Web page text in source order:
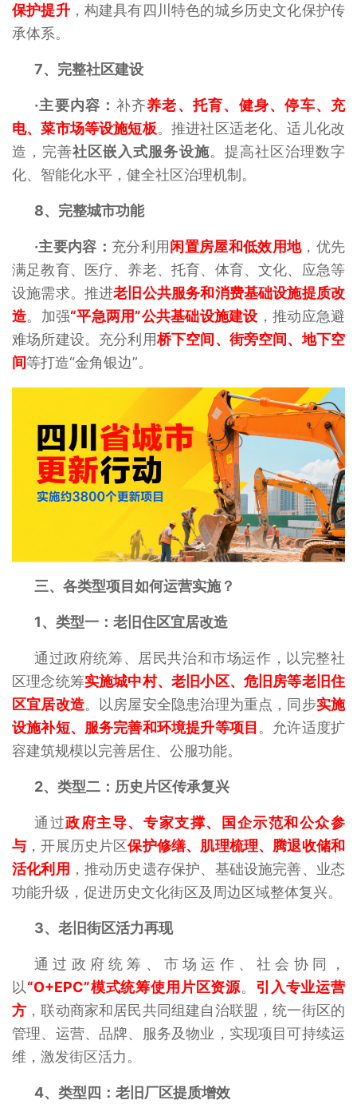
保护提升，构建具有四川特色的城乡历史文化保护传
承体系。
7、 完整社区建设
·主要内容： 补齐养老、托育、健身、停车、充
电、菜市场等设施短板。推进社区适老化、适儿化改
造，完善社区嵌入式服务设施。提高社区治理数字
化、智能化水平，健全社区治理机制。
8、 完整城市功能
·主要内容： 充分利用闲置房屋和低效用地，优先
满足教育、医疗、养老、托育、体育、文化、应急等
设施需求。推进老旧公共服务和消费基础设施提质改
造。加强“平急两用”公共基础设施建设 ，推动应急避
难场所建设。充分利用桥下空间、街旁空间、地下空
间等打造“金角银边”。
三、各类型项目如何运营实施？
1、 类型一：老旧住区宜居改造
通过政府统筹、居民共治和市场运作，以完整社
区理念统筹实施城中村、老旧小区、危旧房等老旧住
区宜居改造。以房屋安全隐患治理为重点，同步实施
设施补短、服务完善和环境提升等项目 。允许适度扩
容建筑规模以完善居住、公服功能。
2、 类型二：历史片区传承复兴
通过政府主导、专家支撑、国企示范和公众参
与 ，开展历史片区保护修缮、肌理梳理、腾退收储和
活化利用 ，推动历史遗存保护、基础设施完善、业态
功能升级，促进历史文化街区及周边区域整体复兴。
3、 老旧街区活力再现
通过政府统筹、市场运作、社会协同，
以“O+EPC”模式统筹使用片区资源。 引入专业运营
方 ，联动商家和居民共同组建自治联盟，统一街区的
管理、运营、品牌、服务及物业，实现项目可持续运
维，激发街区活力。
4、 类型四：老旧厂区提质增效